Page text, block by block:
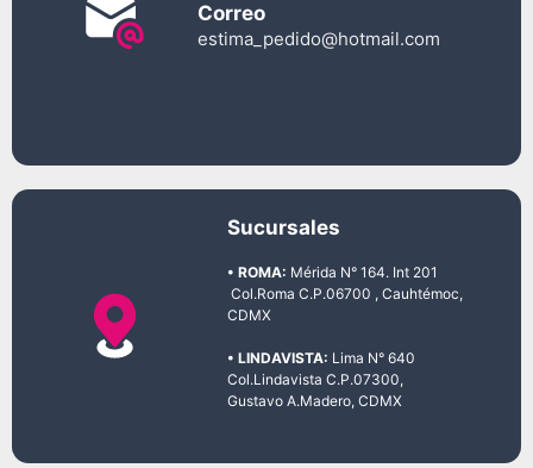
Correo
estima_pedido@hotmail.com
Sucursales
• ROMA: Mérida N° 164. Int 201
Col.Roma C.P.06700 , Cauhtémoc,
CDMX
• LINDAVISTA: Lima N° 640
Col.Lindavista C.P.07300,
Gustavo A.Madero, CDMX